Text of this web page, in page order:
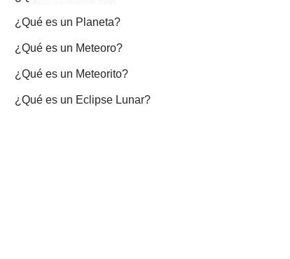
¿Qué es un Planeta?
¿Qué es un Meteoro?
¿Qué es un Meteorito?
¿Qué es un Eclipse Lunar?